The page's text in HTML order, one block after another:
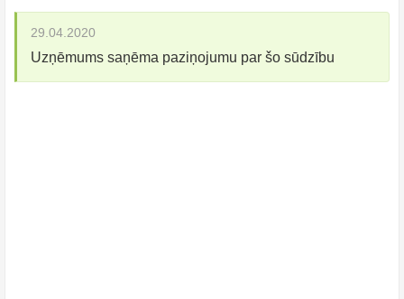
29.04.2020
Uzņēmums saņēma paziņojumu par šo sūdzību